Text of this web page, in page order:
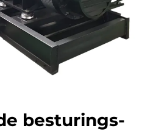
besturings-